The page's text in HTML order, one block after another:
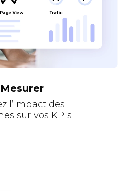
l’impact des
sur vos KPIs